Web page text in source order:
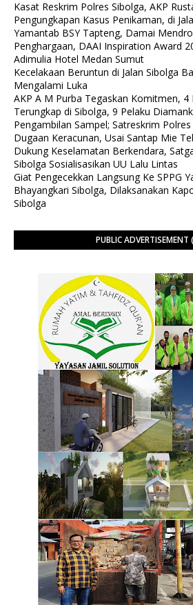
Kasat Reskrim Polres Sibolga, AKP
Pengungkapan Kasus Penikaman, di
Yamantab BSY Tapteng, Damai
Penghargaan, DAAI Inspiration Award
Adimulia Hotel Medan Sumut
Kecelakaan Beruntun di Jalan Sibolga
Mengalami Luka
AKP A M Purba Tegaskan Komitmen, 4
Terungkap di Sibolga, 9 Pelaku
Pengambilan Sampel; Satreskrim Polres
Dugaan Keracunan, Usai Santap Mie
Dukung Keselamatan Berkendara,
Sibolga Sosialisasikan UU Lalu Lintas
Giat Pengecekkan Langsung Ke SPPG
Bhayangkari Sibolga, Dilaksanakan
Sibolga
PUBLIC ADVERTISEMENT